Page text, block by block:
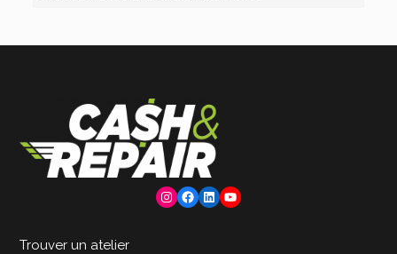
Instagram
Facebook
LinkedInYouTube
Trouver un atelier